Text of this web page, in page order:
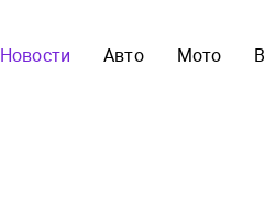
Новости Авто Мото